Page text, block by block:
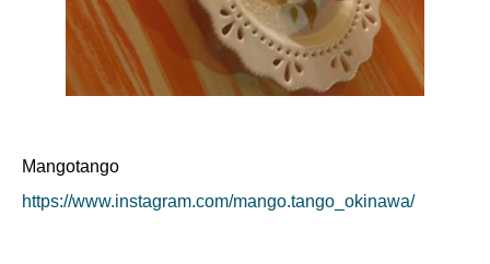
Mangotango
https://www.instagram.com/mango.tango_okinawa/